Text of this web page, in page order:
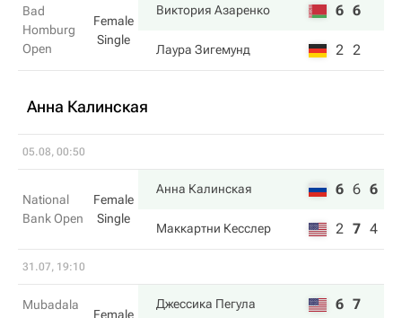
Bad
Homburg
Open
Female
Single
Виктория Азаренко 6 6
Лаура Зигемунд 2 2
Анна Калинская
05.08, 00:50
National
Bank Open
Female
Single
Анна Калинская 6 6 6
Маккартни Кесслер 2 7 4
31.07, 19:10
Mubadala
Female
Джессика Пегула 6 7